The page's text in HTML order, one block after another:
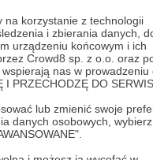
na korzystanie z technologii
i zbierania danych,
urządzeniu końcowym i ich
Crowd8 sp. z o.o. oraz
nas w prowadzeniu
I PRZECHODZĘ DO
lub zmienić swoje
danych osobowych,